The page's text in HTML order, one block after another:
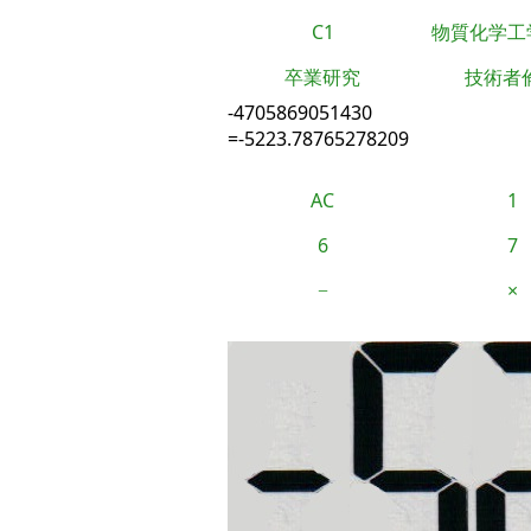
C1
物質化学
卒業研究
技術者
-4705869051430
=-5223.78765278209
AC
1
6
7
−
×